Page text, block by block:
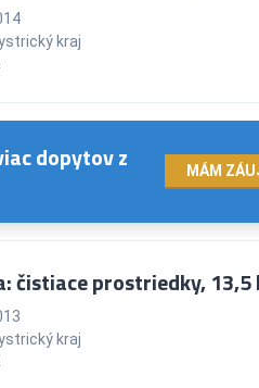
kraj
dopytov z
MÁM
čistiace prostriedky, 13,5
kraj